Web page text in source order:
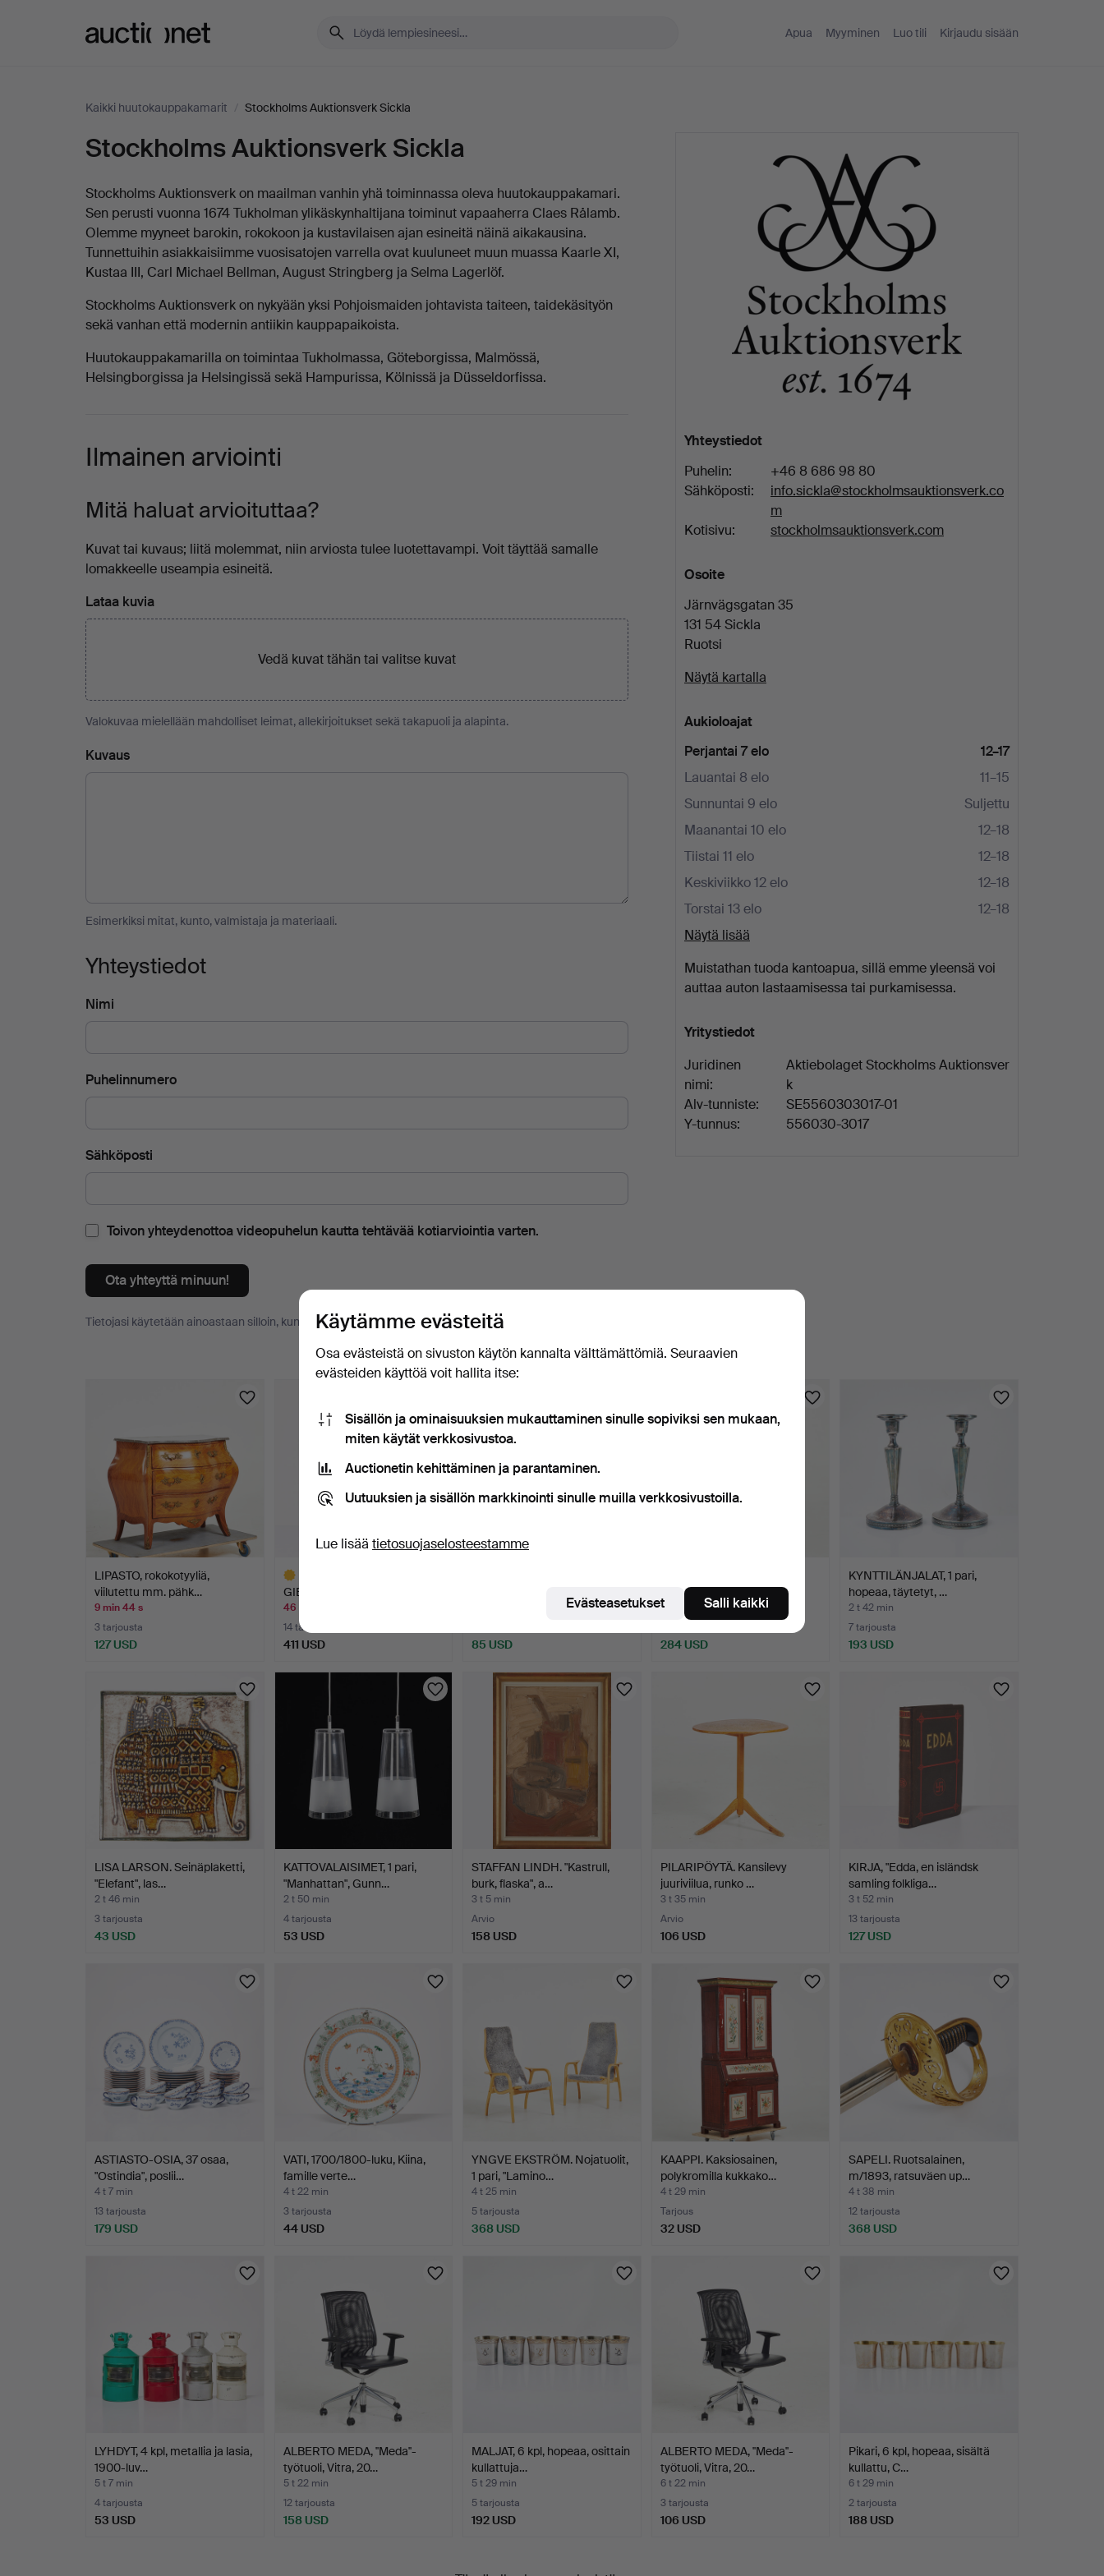
Apua Myyminen Luo tili Kirjaudu sisään
Kaikki huutokauppakamarit / Stockholms Auktionsverk Sickla
Stockholms
Auktionsverk
Sickla
Yhteystiedot
Puhelin:
+46 8 686 98 80
Sähköposti:
info.sickla@stockholmsauktionsverk.co
m
Kotisivu:
stockholmsauktionsverk.com
Osoite
Järnvägsgatan 35
131 54 Sickla
Ruotsi
Näytä kartalla
Aukioloajat
Perjantai 7 elo
12–17
Lauantai 8 elo
11–15
Sunnuntai 9 elo
Suljettu
Maanantai 10 elo
12–18
Tiistai 11 elo
12–18
Keskiviikko 12 elo
12–18
Torstai 13 elo
12–18
Näytä lisää
Muistathan tuoda kantoapua, sillä emme yleensä voi
auttaa auton lastaamisessa tai purkamisessa.
Yritystiedot
Juridinen
nimi:
Aktiebolaget Stockholms Auktionsver
k
Alv-tunniste:
SE5560303017-01
Y-tunnus:
556030-3017
Kuvaus
Stockholms Auktionsverk Sickla
Stockholms Auktionsverk on maailman vanhin yhä toiminnassa oleva huutokauppakamari.
Sen perusti vuonna 1674 Tukholman ylikäskynhaltijana toiminut vapaaherra Claes Rålamb.
Olemme myyneet barokin, rokokoon ja kustavilaisen ajan esineitä näinä aikakausina.
Tunnettuihin asiakkaisiimme vuosisatojen varrella ovat kuuluneet muun muassa Kaarle XI,
Kustaa III, Carl Michael Bellman, August Stringberg ja Selma Lagerlöf.
Stockholms Auktionsverk on nykyään yksi Pohjoismaiden johtavista taiteen, taidekäsityön
sekä vanhan että modernin antiikin kauppapaikoista.
Huutokauppakamarilla on toimintaa Tukholmassa, Göteborgissa, Malmössä,
Helsingborgissa ja Helsingissä sekä Hampurissa, Kölnissä ja Düsseldorfissa.
Ilmainen arviointi
Mitä haluat arvioituttaa?
Kuvat tai kuvaus; liitä molemmat, niin arviosta tulee luotettavampi. Voit täyttää samalle
lomakkeelle useampia esineitä.
Lataa kuvia
Vedä kuvat tähän taivalitse kuvat
Valokuvaa mielellään mahdolliset leimat, allekirjoitukset sekä takapuoli ja alapinta.
Kuvaus
Esimerkiksi mitat, kunto, valmistaja ja materiaali.
Yhteystiedot
Nimi
Puhelinnumero
Sähköposti
Toivon yhteydenottoa videopuhelun kautta tehtävää kotiarviointia varten.
Ota yhteyttä minuun!
Tietojasi käytetään ainoastaan silloin, kun sinuun otetaan yhteyttä arvioinnista.
LIPASTO, rokokotyyliä,
viilutettu mm. pähk…
9 min 44 s
3 tarjousta
127 USD
GIESENFELD (1892-1976). Ve…
46 min
14 tarjousta
411 USD
85 USD
Dvorák, Tšekki,…
2 t 20 min
284 USD
KYNTTILÄNJALAT, 1 pari,
hopeaa, täytetyt, …
2 t 42 min
7 tarjousta
193 USD
LISA LARSON. Seinäplaketti,
"Elefant", las…
2 t 46 min
3 tarjousta
43 USD
KATTOVALAISIMET, 1 pari,
"Manhattan", Gunn…
2 t 50 min
4 tarjousta
53 USD
STAFFAN LINDH. "Kastrull,
burk, flaska", a…
3 t 5 min
Arvio
158 USD
PILARIPÖYTÄ. Kansilevy
juuriviilua, runko …
3 t 35 min
Arvio
106 USD
KIRJA, "Edda, en isländsk
samling folkliga…
3 t 52 min
13 tarjousta
127 USD
ASTIASTO-OSIA, 37 osaa,
"Ostindia", poslii…
4 t 7 min
13 tarjousta
179 USD
VATI, 1700/1800-luku, Kiina,
famille verte…
4 t 22 min
3 tarjousta
44 USD
YNGVE EKSTRÖM. Nojatuolit,
1 pari, "Lamino…
4 t 25 min
5 tarjousta
368 USD
KAAPPI. Kaksiosainen,
polykromilla kukkako…
4 t 29 min
Tarjous
32 USD
SAPELI. Ruotsalainen,
m/1893, ratsuväen up…
4 t 38 min
12 tarjousta
368 USD
LYHDYT, 4 kpl, metallia ja lasia,
1900-luv…
5 t 7 min
4 tarjousta
53 USD
ALBERTO MEDA, ''Meda''-
työtuoli, Vitra, 20…
5 t 22 min
12 tarjousta
158 USD
MALJAT, 6 kpl, hopeaa, osittain
kullattuja…
5 t 29 min
5 tarjousta
192 USD
ALBERTO MEDA, ''Meda''-
työtuoli, Vitra, 20…
6 t 22 min
3 tarjousta
106 USD
Pikari, 6 kpl, hopeaa, sisältä
kullattu, C…
6 t 29 min
2 tarjousta
188 USD
Käytämme evästeitä
Osa evästeistä on sivuston käytön kannalta välttämättömiä. Seuraavien
evästeiden käyttöä voit hallita itse:
Sisällön ja ominaisuuksien mukauttaminen sinulle sopiviksi sen mukaan,
miten käytät verkkosivustoa.
Auctionetin kehittäminen ja parantaminen.
Uutuuksien ja sisällön markkinointi sinulle muilla verkkosivustoilla.
Lue lisää tietosuojaselosteestamme
Evästeasetukset Salli kaikki